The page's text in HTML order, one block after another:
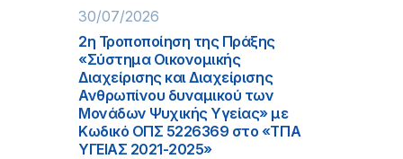
30/07/2026
2η Τροποποίηση της Πράξης
«Σύστημα Οικονομικής
Διαχείρισης και Διαχείρισης
Ανθρωπίνου δυναμικού των
Μονάδων Ψυχικής Υγείας» με
Κωδικό ΟΠΣ 5226369 στο «ΤΠΑ
ΥΓΕΙΑΣ 2021-2025»